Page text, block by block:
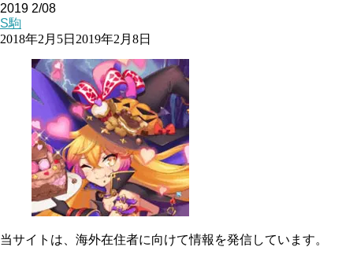
2019 2/08
S駒
2018年2月5日 2019年2月8日
当サイトは、海外在住者に向けて情報を発信しています。